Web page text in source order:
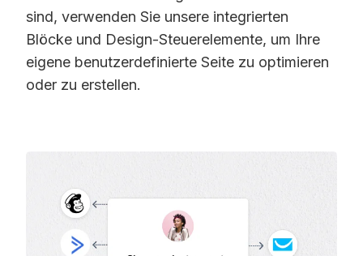
sind, verwenden Sie unsere integrierten
Blöcke und Design-Steuerelemente, um Ihre
eigene benutzerdefinierte Seite zu optimieren
oder zu erstellen.